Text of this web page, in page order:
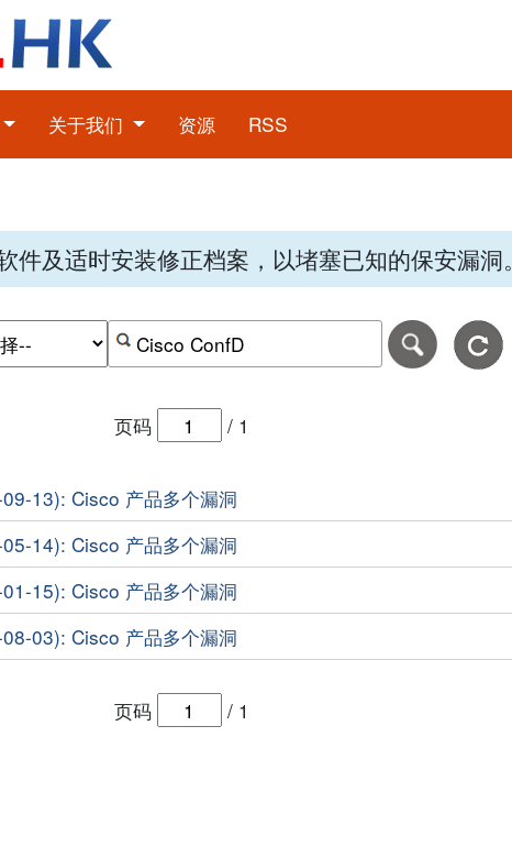
关于我们 资源 RSS
件及适时安装修正档案，以堵塞已知的保安漏洞。
始日期，格式为-日日-月月-年年年年。
索日期范围的结束日期，格式为-日日-月月-年年年年。
按关键字或 CVE ID 搜寻保安警报
页码 / 1
13): Cisco 产品多个漏洞
14): Cisco 产品多个漏洞
15): Cisco 产品多个漏洞
03): Cisco 产品多个漏洞
页码 / 1